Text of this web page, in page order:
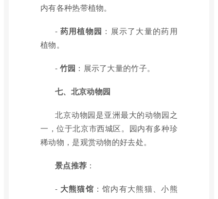
内有各种热带植物。
- 药用植物园 ：展示了大量的药用
植物。
- 竹园 ：展示了大量的竹子。
七、北京动物园
北京动物园是亚洲最大的动物园之
一，位于北京市西城区。园内有多种珍
稀动物，是观赏动物的好去处。
景点推荐 ：
- 大熊猫馆 ：馆内有大熊猫、小熊